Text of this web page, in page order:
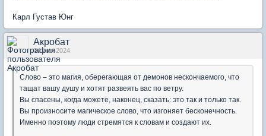
Карл Густав Юнг
Акробат
04 июл 2024
Слово – это магия, оберегающая от демонов нескончаемого, что
тащат вашу душу и хотят развеять вас по ветру.
Вы спасены, когда можете, наконец, сказать: это так и только так.
Вы произносите магическое слово, что изгоняет бесконечность.
Именно поэтому люди стремятся к словам и создают их.